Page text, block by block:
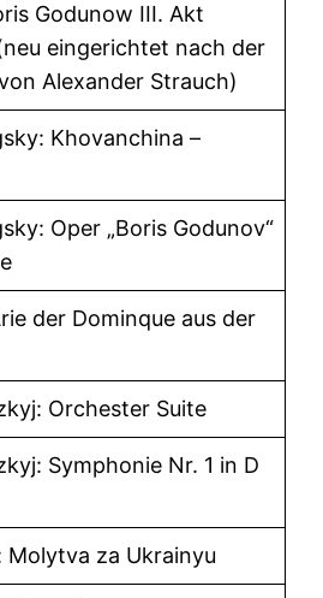
Godunow III. Akt
eingerichtet nach der
Alexander Strauch)
Khovanchina –
Oper „Boris Godunov“
der Dominque aus der
Orchester Suite
Symphonie Nr. 1 in D
Molytva za Ukrainyu